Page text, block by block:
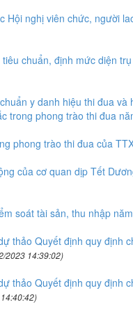
nghị viên chức, người
chuẩn, định mức diện
y danh hiệu thi đua
trong phong trào thi đua
phong trào thi đua của
của cơ quan dịp Tết
soát tài sản, thu nhập
thảo Quyết định quy định
2023 14:39:02)
thảo Quyết định quy định